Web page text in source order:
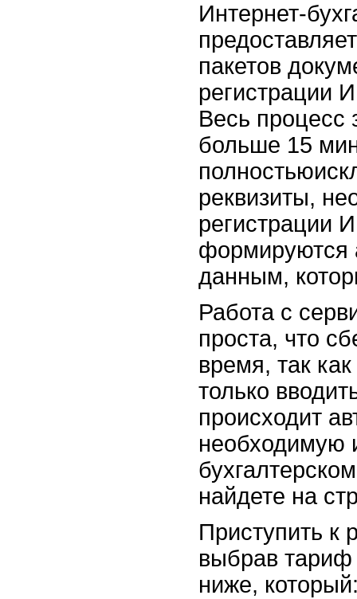
Интернет-
пакетов
регистрации
Весь процесс
больше 15
реквизиты,
регистрации
формируются
данным,
Работа с
проста, что
время, так
только
происходит
найдете на
Приступить к
выбрав
ниже,